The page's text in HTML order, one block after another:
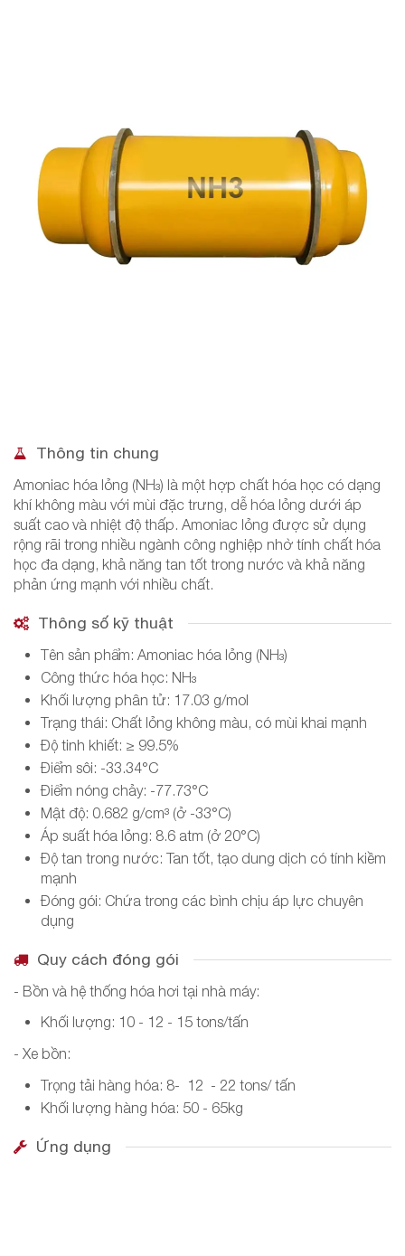
Thông tin chung
Amoniac hóa lỏng (NH₃) là một hợp chất hóa học có dạng
khí không màu với mùi đặc trưng, dễ hóa lỏng dưới áp
suất cao và nhiệt độ thấp. Amoniac lỏng được sử dụng
rộng rãi trong nhiều ngành công nghiệp nhờ tính chất hóa
học đa dạng, khả năng tan tốt trong nước và khả năng
phản ứng mạnh với nhiều chất.
Thông số kỹ thuật
Tên sản phẩm: Amoniac hóa lỏng (NH₃)
Công thức hóa học: NH₃
Khối lượng phân tử: 17.03 g/mol
Trạng thái: Chất lỏng không màu, có mùi khai mạnh
Độ tinh khiết: ≥ 99.5%
Điểm sôi: -33.34°C
Điểm nóng chảy: -77.73°C
Mật độ: 0.682 g/cm³ (ở -33°C)
Áp suất hóa lỏng: 8.6 atm (ở 20°C)
Độ tan trong nước: Tan tốt, tạo dung dịch có tính kiềm
mạnh
Đóng gói: Chứa trong các bình chịu áp lực chuyên
dụng
Quy cách đóng gói
- Bồn và hệ thống hóa hơi tại nhà máy:
Khối lượng: 10 - 12 - 15 tons/tấn
- Xe bồn:
Trọng tải hàng hóa: 8- 12 - 22 tons/ tấn
Khối lượng hàng hóa: 50 - 65kg
Ứng dụng